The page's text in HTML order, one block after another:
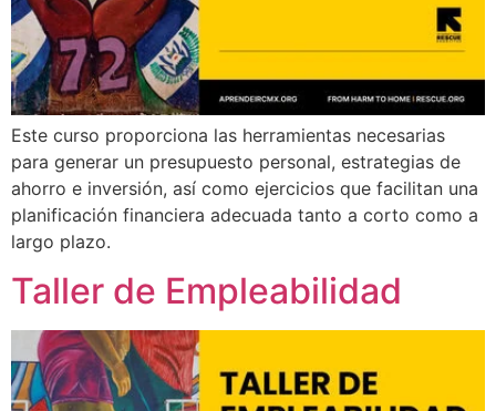
Este curso proporciona las herramientas necesarias
para generar un presupuesto personal, estrategias de
ahorro e inversión, así como ejercicios que facilitan una
planificación financiera adecuada tanto a corto como a
largo plazo.
Taller de Empleabilidad